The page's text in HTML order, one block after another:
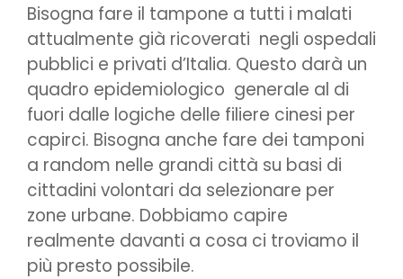
Bisogna fare il tampone a tutti i malati
attualmente già ricoverati negli ospedali
pubblici e privati d’Italia. Questo darà un
quadro epidemiologico generale al di
fuori dalle logiche delle filiere cinesi per
capirci. Bisogna anche fare dei tamponi
a random nelle grandi città su basi di
cittadini volontari da selezionare per
zone urbane. Dobbiamo capire
realmente davanti a cosa ci troviamo il
più presto possibile.